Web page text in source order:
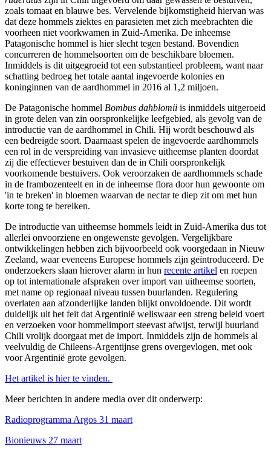
zoals tomaat en blauwe bes. Vervelende bijkomstigheid hiervan was
dat deze hommels ziektes en parasieten met zich meebrachten die
voorheen niet voorkwamen in Zuid-Amerika. De inheemse
Patagonische hommel is hier slecht tegen bestand. Bovendien
concurreren de hommelsoorten om de beschikbare bloemen.
Inmiddels is dit uitgegroeid tot een substantieel probleem, want naar
schatting bedroeg het totale aantal ingevoerde kolonies en
koninginnen van de aardhommel in 2016 al 1,2 miljoen.
De Patagonische hommel Bombus dahblomii is inmiddels uitgeroeid
in grote delen van zin oorspronkelijke leefgebied, als gevolg van de
introductie van de aardhommel in Chili. Hij wordt beschouwd als
een bedreigde soort. Daarnaast spelen de ingevoerde aardhommels
een rol in de verspreiding van invasieve uitheemse planten doordat
zij die effectiever bestuiven dan de in Chili oorspronkelijk
voorkomende bestuivers. Ook veroorzaken de aardhommels schade
in de frambozenteelt en in de inheemse flora door hun gewoonte om
'in te breken' in bloemen waarvan de nectar te diep zit om met hun
korte tong te bereiken.
De introductie van uitheemse hommels leidt in Zuid-Amerika dus tot
allerlei onvoorziene en ongewenste gevolgen. Vergelijkbare
ontwikkelingen hebben zich bijvoorbeeld ook voorgedaan in Nieuw
Zeeland, waar eveneens Europese hommels zijn geïntroduceerd. De
onderzoekers slaan hierover alarm in hun recente artikel en roepen
op tot internationale afspraken over import van uitheemse soorten,
met name op regionaal niveau tussen buurlanden. Regulering
overlaten aan afzonderlijke landen blijkt onvoldoende. Dit wordt
duidelijk uit het feit dat Argentinië weliswaar een streng beleid voert
en verzoeken voor hommelimport steevast afwijst, terwijl buurland
Chili vrolijk doorgaat met de import. Inmiddels zijn de hommels al
veelvuldig de Chileens-Argentijnse grens overgevlogen, met ook
voor Argentinië grote gevolgen.
Het artikel is hier te vinden.
Meer berichten in andere media over dit onderwerp:
Radioprogramma Argos 31 maart
Bionieuws 27 maart